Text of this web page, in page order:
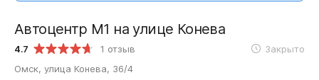
4.7 1 отзыв Закрыто
Автоцентр M1 на улице Конева
Омск, улица Конева, 36/4